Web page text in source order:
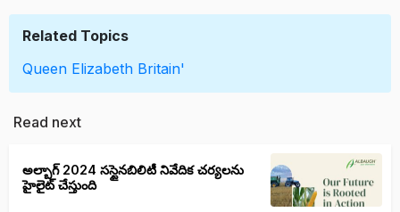
Related Topics
Queen Elizabeth Britain'
Read next
అల్బాగ్ 2024 సస్టైనబిలిటీ నివేదిక చర్యలను
హైలైట్ చేస్తుంది